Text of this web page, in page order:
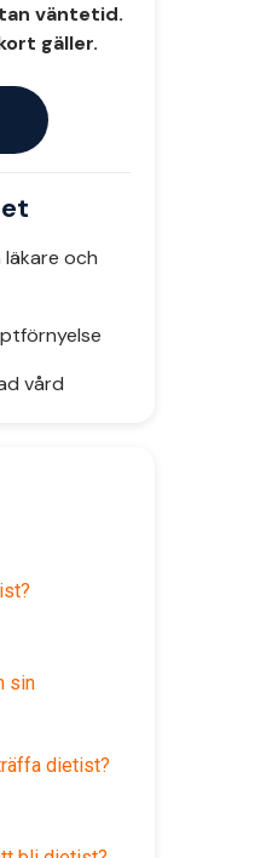
väntetid.
gäller.
och
vård
sin
dietist?